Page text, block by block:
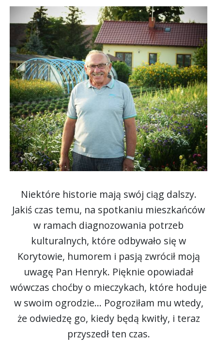
Niektóre historie mają swój ciąg dalszy.
Jakiś czas temu, na spotkaniu mieszkańców
w ramach diagnozowania potrzeb
kulturalnych, które odbywało się w
Korytowie, humorem i pasją zwrócił moją
uwagę Pan Henryk. Pięknie opowiadał
wówczas choćby o mieczykach, które hoduje
w swoim ogrodzie... Pogroziłam mu wtedy,
że odwiedzę go, kiedy będą kwitły, i teraz
przyszedł ten czas.